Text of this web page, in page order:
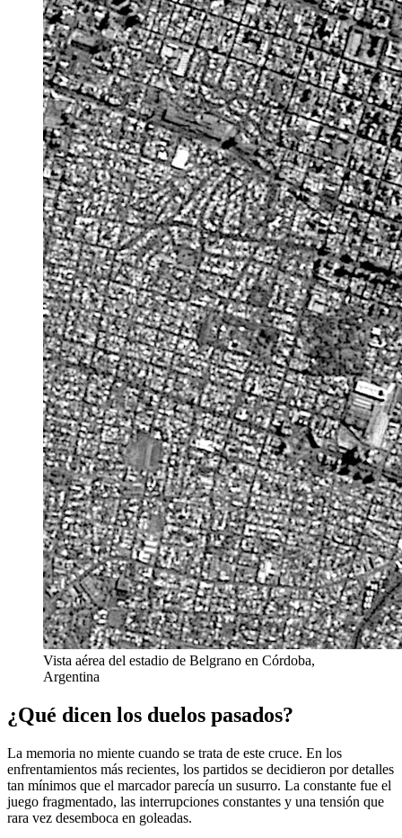
Vista aérea del estadio de Belgrano en Córdoba,
Argentina
¿Qué dicen los duelos pasados?
La memoria no miente cuando se trata de este cruce. En los
enfrentamientos más recientes, los partidos se decidieron por detalles
tan mínimos que el marcador parecía un susurro. La constante fue el
juego fragmentado, las interrupciones constantes y una tensión que
rara vez desemboca en goleadas.